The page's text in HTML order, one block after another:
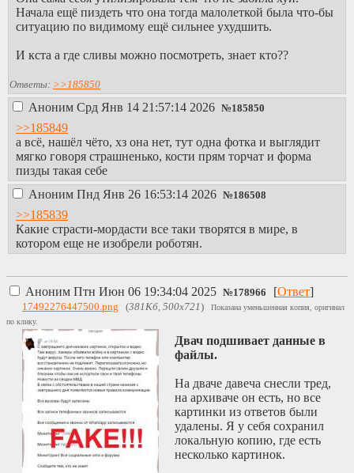
педофилкой и
преступницей, на
найти
преступницы. За
то что тян за
до заветного
возраста показала
тело ровесникам.
Это весь состав
преступления. Из-
удалила аккаунты.
Если в
вымиратии
преступником
считается только
западной
считается и
женщина, которая
демпингует рынок,
предоставляя
доступ к телу
обычному Джону
Начала ещё пиздеть что она тогда малолеткой была что-бы
ситуацию по видимому ещё сильнее ухудшить.
И кста а где сливы можно посмотреть, знает кто??
Ответы: >>185850
Аноним Срд Янв 14 21:57:14 2026 №185850
>>185849
а всё, нашёл чёто, хз она нет, тут одна фотка и выглядит
мягко говоря страшненько, кости прям торчат и форма
пизды такая себе
Аноним Пнд Янв 26 16:53:14 2026 №186508
>>185839
Какие страсти-мордасти все таки творятся в мире, в
котором еще не изобрели роботян.
Аноним Птн Июн 06 19:34:04 2025 №178966 [Ответ]
17492276447500.png (381Кб, 500x721)
Показана уменьшенная копия, оригинал
по клику.
Двач подшивает данные в
файлы.
На дваче давеча снесли тред,
на архиваче он есть, но все
картинки из ответов были
удалены. Я у себя сохранил
локальную копию, где есть
несколько картинок.